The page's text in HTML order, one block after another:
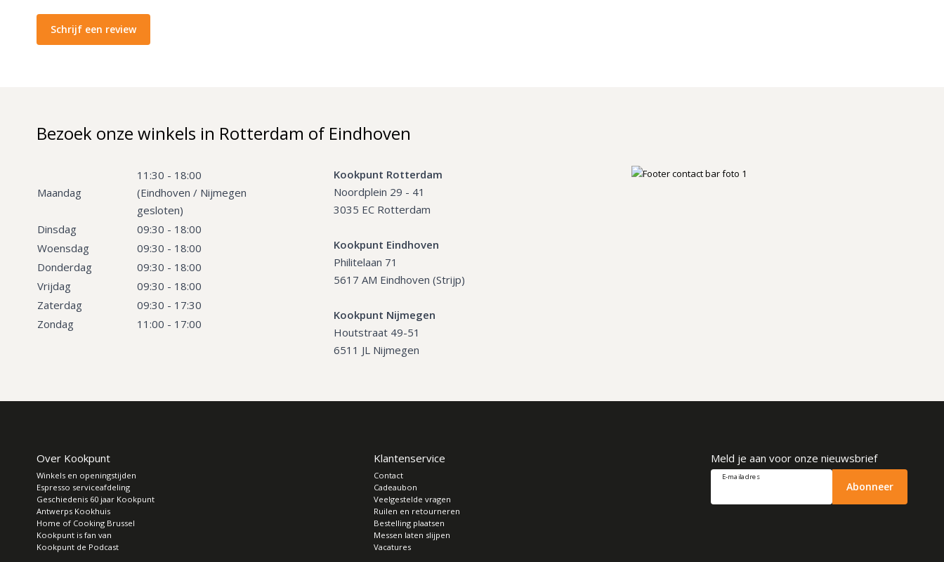
Schrijf een review
Bezoek onze winkels in Rotterdam of Eindhoven
Maandag
11:30 - 18:00
(Eindhoven / Nijmegen
gesloten)
Dinsdag
09:30 - 18:00
Woensdag
09:30 - 18:00
Donderdag
09:30 - 18:00
Vrijdag
09:30 - 18:00
Zaterdag
09:30 - 17:30
Zondag
11:00 - 17:00
Kookpunt Rotterdam
Noordplein 29 - 41
3035 EC Rotterdam
Kookpunt Eindhoven
Philitelaan 71
5617 AM Eindhoven (Strijp)
Kookpunt Nijmegen
Houtstraat 49-51
6511 JL Nijmegen
Over Kookpunt
Winkels en openingstijden
Espresso serviceafdeling
Geschiedenis 60 jaar Kookpunt
Antwerps Kookhuis
Home of Cooking Brussel
Kookpunt is fan van
Kookpunt de Podcast
Klantenservice
Contact
Cadeaubon
Veelgestelde vragen
Ruilen en retourneren
Bestelling plaatsen
Messen laten slijpen
Vacatures
Meld je aan voor onze nieuwsbrief
E-mailadres
Abonneer